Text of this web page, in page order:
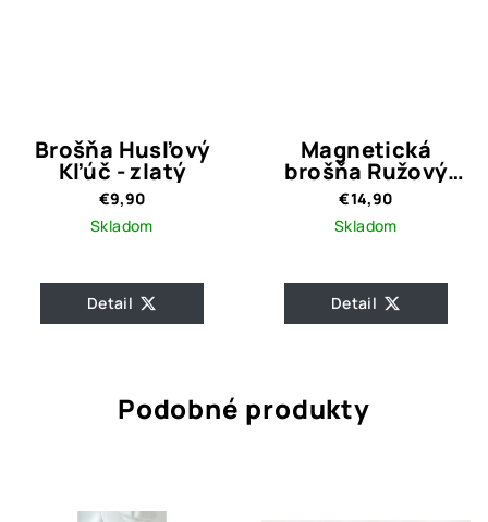
Brošňa Husľový
Kľúč - zlatý
€9,90
Skladom
Detail
Magnetická
brošňa Ružový
strom
€14,90
Skladom
Detail
Podobné produkty